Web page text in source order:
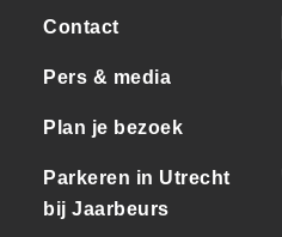
Contact
Pers & media
Plan je bezoek
Parkeren in Utrecht
bij Jaarbeurs